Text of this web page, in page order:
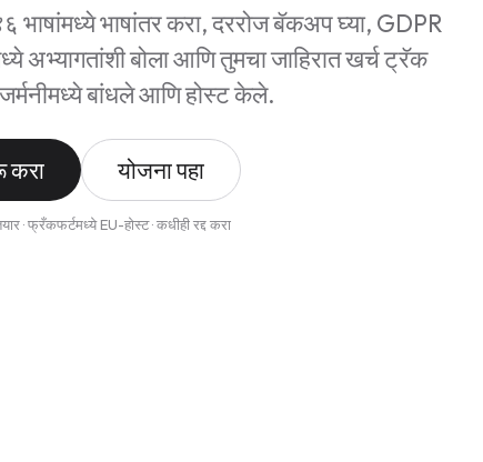
भाषांमध्ये भाषांतर करा, दररोज बॅकअप घ्या, GDPR
अभ्यागतांशी बोला आणि तुमचा जाहिरात खर्च ट्रॅक
बांधले आणि होस्ट केले.
करा योजना पहा
· फ्रँकफर्टमध्ये EU-होस्ट · कधीही रद्द करा